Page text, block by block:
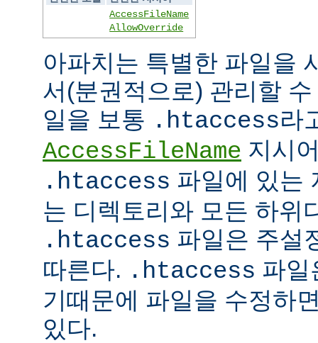
AccessFileName
AllowOverride
아파치는 특별한 파일을
서(분권적으로) 관리할
일을 보통 .htaccess라
AccessFileName 지시
.htaccess 파일에 있는
는 디렉토리와 모든 하위
.htaccess 파일은 주설
따른다. .htaccess 파일
기때문에 파일을 수정하
있다.